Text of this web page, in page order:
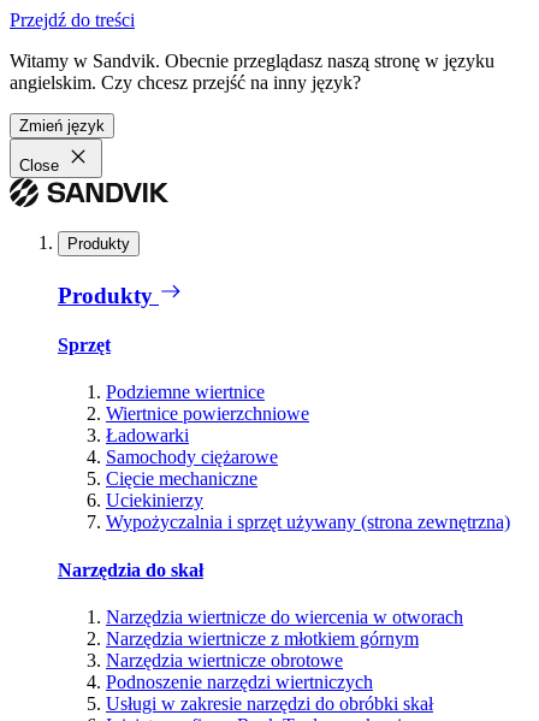
Przejdź do treści
Witamy w Sandvik. Obecnie przeglądasz naszą stronę w języku
angielskim. Czy chcesz przejść na inny język?
Zmień język
Close
Produkty
Produkty
Sprzęt
Podziemne wiertnice
Wiertnice powierzchniowe
Ładowarki
Samochody ciężarowe
Cięcie mechaniczne
Uciekinierzy
Wypożyczalnia i sprzęt używany (strona zewnętrzna)
Narzędzia do skał
Narzędzia wiertnicze do wiercenia w otworach
Narzędzia wiertnicze z młotkiem górnym
Narzędzia wiertnicze obrotowe
Podnoszenie narzędzi wiertniczych
Usługi w zakresie narzędzi do obróbki skał